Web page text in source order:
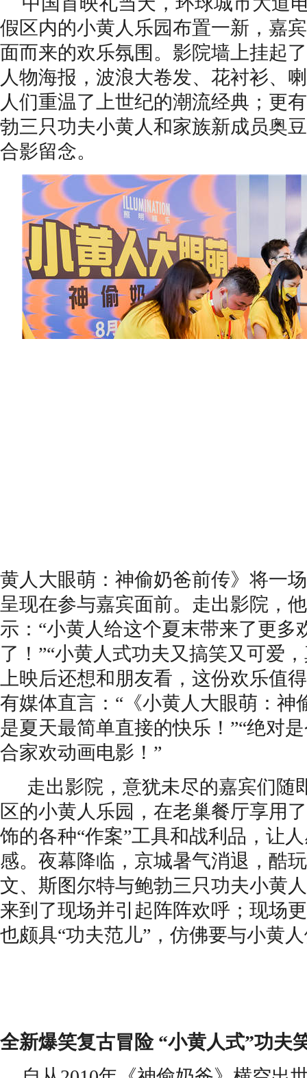
假区内的小黄人乐园布置一新 ， 嘉
面而来的欢乐氛围 。 影院墙上挂起
人物海报 ， 波浪大卷发、 花衬衫、
人们重温了上世纪的潮流经典 ； 更有
勃三只功夫小黄人和家族新成员奥
合影留念。
黄人大眼萌：神偷奶爸前传》 将一
呈现在参与嘉宾面前。 走出影院 ，
示 ： “小黄人给这个夏末带来了更多
了！ ”“小黄人式功夫又搞笑又可爱 ，
上映后还想和朋友看，这份欢乐值
有媒体直言 ： “《小黄人大眼萌：神
是夏天最简单直接的快乐！”“绝对
合家欢动画电影！ ”
走出影院，意犹未尽的嘉宾们随
区的小黄人乐园， 在老巢餐厅享用
饰的各种“作案”工具和战利品 ， 让
感。 夜幕降临 ， 京城暑气消退 ， 酷
文、斯图尔特与鲍勃三只功夫小黄人
来到了现场并引起阵阵欢呼；现场
也颇具“功夫范儿”，仿佛要与小黄
全新爆笑复古冒险 “小黄人式”功夫